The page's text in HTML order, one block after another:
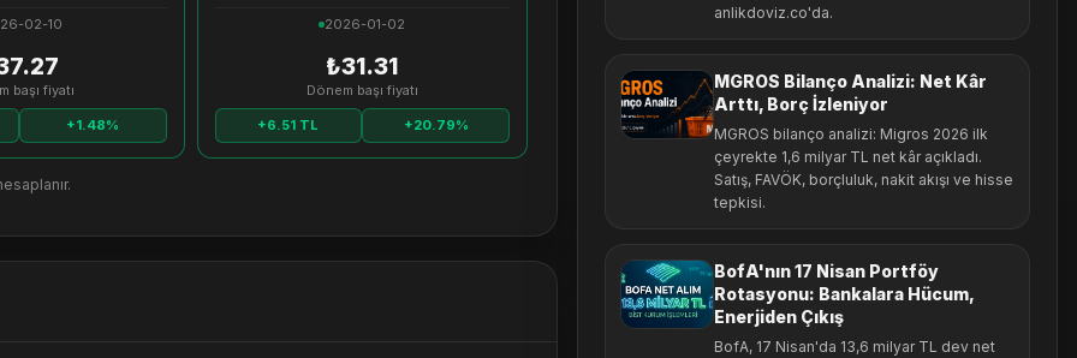
02-10
başı fiyatı
+1.48%
2026-01-02
₺31.31
Dönem başı fiyatı
+6.51 TL +20.79%
anlikdoviz.co'da.
MGROS Bilanço Analizi: Net Kâr
Arttı, Borç İzleniyor
MGROS bilanço analizi: Migros 2026 ilk
çeyrekte 1,6 milyar TL net kâr açıkladı.
Satış, FAVÖK, borçluluk, nakit akışı ve hisse
tepkisi.
BofA'nın 17 Nisan Portföy
Rotasyonu: Bankalara Hücum,
Enerjiden Çıkış
BofA, 17 Nisan'da 13,6 milyar TL dev net